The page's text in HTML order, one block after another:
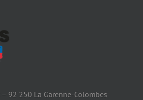
92 250 La Garenne-Colombes